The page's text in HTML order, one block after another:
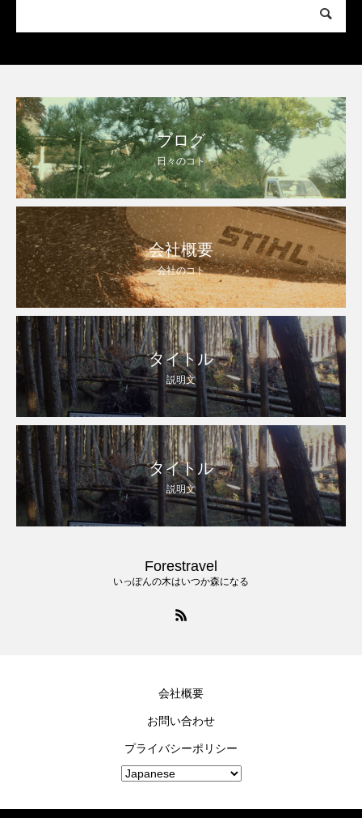
ブログ
日々のコト
会社概要
会社のコト
タイトル
説明文
タイトル
説明文
Forestravel
いっぽんの木はいつか森になる
会社概要
お問い合わせ
プライバシーポリシー